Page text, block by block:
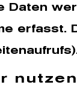
Daten
erfasst.